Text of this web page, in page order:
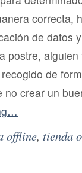
correcta,
de datos
postre,
de
no crear un
offline, tienda